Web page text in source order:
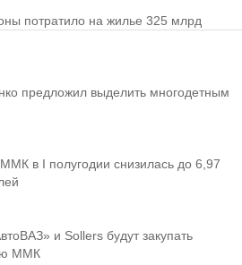
потратило на жилье 325 млрд
предложил выделить многодетным
в I полугодии снизилась до 6,97
и Sollers будут закупать
ММК